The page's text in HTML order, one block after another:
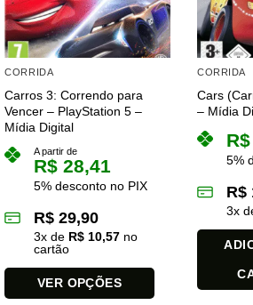
CORRIDA
Carros 3: Correndo para
Vencer – PlayStation 5 –
Mídia Digital
A partir de
R$ 28,41
5% desconto no PIX
R$ 29,90
3x de R$ 10,57 no
cartão
VER OPÇÕES
CORRIDA
Cars
– Mídia
R$
5%
R$
3x